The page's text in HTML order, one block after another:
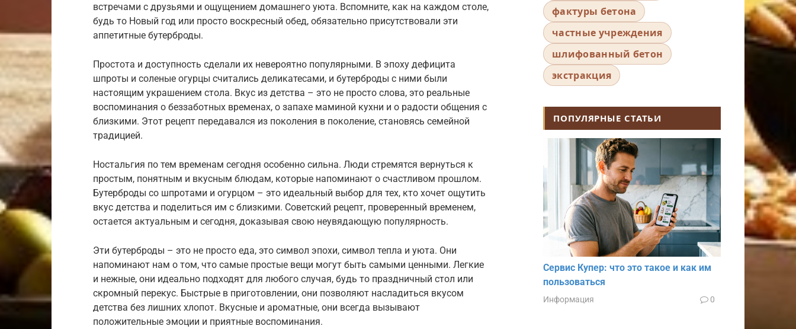
встречами с друзьями и ощущением домашнего уюта. Вспомните, как на каждом столе,
будь то Новый год или просто воскресный обед, обязательно присутствовали эти
аппетитные бутерброды.
Простота и доступность сделали их невероятно популярными. В эпоху дефицита
шпроты и соленые огурцы считались деликатесами, и бутерброды с ними были
настоящим украшением стола. Вкус из детства – это не просто слова, это реальные
воспоминания о беззаботных временах, о запахе маминой кухни и о радости общения с
близкими. Этот рецепт передавался из поколения в поколение, становясь семейной
традицией.
Ностальгия по тем временам сегодня особенно сильна. Люди стремятся вернуться к
простым, понятным и вкусным блюдам, которые напоминают о счастливом прошлом.
Бутерброды со шпротами и огурцом – это идеальный выбор для тех, кто хочет ощутить
вкус детства и поделиться им с близкими. Советский рецепт, проверенный временем,
остается актуальным и сегодня, доказывая свою неувядающую популярность.
Эти бутерброды – это не просто еда, это символ эпохи, символ тепла и уюта. Они
напоминают нам о том, что самые простые вещи могут быть самыми ценными. Легкие
и нежные, они идеально подходят для любого случая, будь то праздничный стол или
скромный перекус. Быстрые в приготовлении, они позволяют насладиться вкусом
детства без лишних хлопот. Вкусные и ароматные, они всегда вызывают
положительные эмоции и приятные воспоминания.
фактуры бетона
частные учреждения
шлифованный бетон
экстракция
ПОПУЛЯРНЫЕ СТАТЬИ
Сервис Купер: что это такое и как им
пользоваться
Информация 0